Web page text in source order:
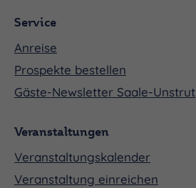
Service
Anreise
Prospekte bestellen
Gäste-Newsletter Saale-Unstrut
Veranstaltungen
Veranstaltungskalender
Veranstaltung einreichen